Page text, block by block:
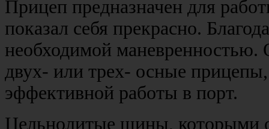
Прицеп предназначен для
показал себя прекрасно.
необходимой маневренностью.
двух- или трех- осные
эффективной работы в порт.
Цельнолитые шины, которыми